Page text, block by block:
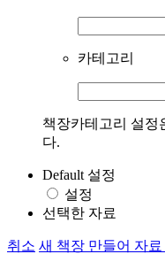
카테고리
책장카테고리 설정
다.
Default 설정
설정
선택한 자료
취소 새 책장 만들어 자료